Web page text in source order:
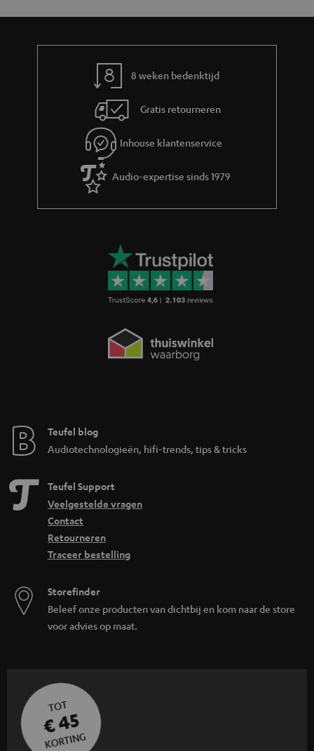
r
8 weken bedenktijd
Gratis retourneren
Inhouse klantenservice
Audio-expertise sinds 1979
Teufel blog
Audiotechnologieën, hifi-trends, tips & tricks
Teufel Support
Veelgestelde vragen
Contact
Retourneren
Traceer bestelling
Storefinder
Beleef onze producten van dichtbij en kom naar de store
voor advies op maat.
TOT
€ 45
KORTING